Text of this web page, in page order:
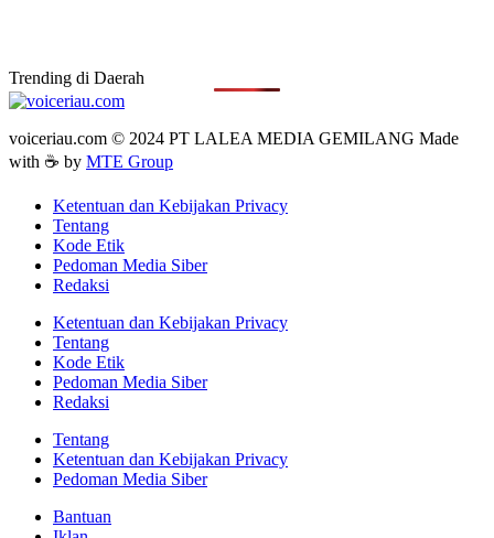
Trending di Daerah
voiceriau.com © 2024 PT LALEA MEDIA GEMILANG Made
with ☕ by MTE Group
Ketentuan dan Kebijakan Privacy
Tentang
Kode Etik
Pedoman Media Siber
Redaksi
Ketentuan dan Kebijakan Privacy
Tentang
Kode Etik
Pedoman Media Siber
Redaksi
Tentang
Ketentuan dan Kebijakan Privacy
Pedoman Media Siber
Bantuan